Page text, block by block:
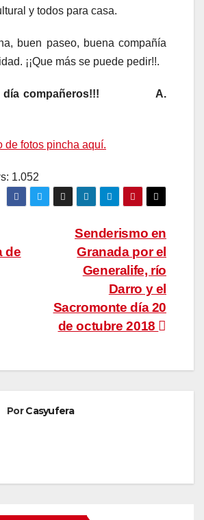
y todos para casa.
buen paseo, buena compañía
¡¡Que más se puede pedir!!.
día compañeros!!! A.
de fotos pincha aquí.
1.052
Senderismo en
Granada por el
Generalife, río
Darro y el
Sacromonte día 20
de octubre 2018
de
PorCasyufera